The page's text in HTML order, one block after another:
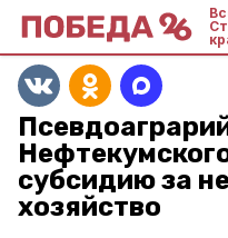
субсидию за
хозяйство